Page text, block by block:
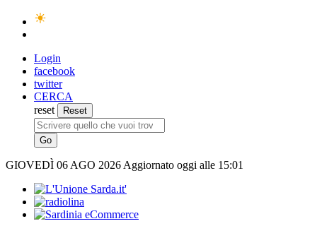
Login
facebook
twitter
CERCA
reset
GIOVEDÌ 06 AGO 2026 Aggiornato oggi alle 15:01